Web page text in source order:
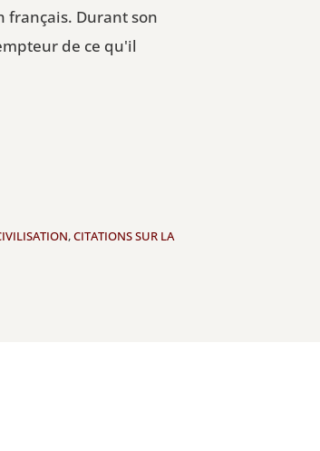
français. Durant son
de ce qu'il
,CITATIONS SUR LA